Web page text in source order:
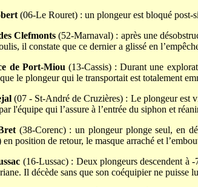
(06-Le Rouret) : un plongeur est bloqué post-
Clefmonts(52-Marnaval) : après une
il constate que ce dernier a glissé en
de Port-Miou (13-Cassis) : Durant une
le plongeur qui le transportait est totalement
(07 - St-André de Cruzières) : Le plongeur est
l'équipe qui l’assure à l’entrée du siphon et
(38-Corenc) : un plongeur plonge seul, en
position de retour, le masque arraché et
(16-Lussac) : Deux plongeurs descendent à
Il décède sans que son coéquipier ne puisse